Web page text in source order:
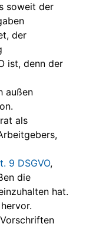
soweit der
der
ist, denn der
außen
als
9 DSGVO,
die
hat.
hervor.